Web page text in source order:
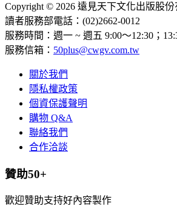
Copyright © 2026 遠見天下文化出版股份
讀者服務部電話：(02)2662-0012
服務時間：週一 ~ 週五 9:00～12:30；
服務信箱： 50plus@cwgv.com.tw
關於我們
隱私權政策
個資保護聲明
購物 Q&A
聯絡我們
合作洽談
贊助50+
歡迎贊助支持好內容製作